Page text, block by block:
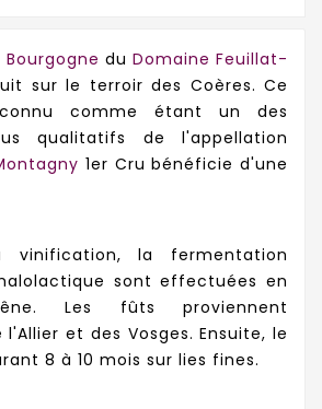
du Domaine Feuillat-
sur le terroir des Coères. Ce
comme étant un des
qualitatifs de l'appellation
1er Cru bénéficie d'une
vinification, la fermentation
sont effectuées en
Les fûts proviennent
et des Vosges. Ensuite, le
8 à 10 mois sur lies fines.